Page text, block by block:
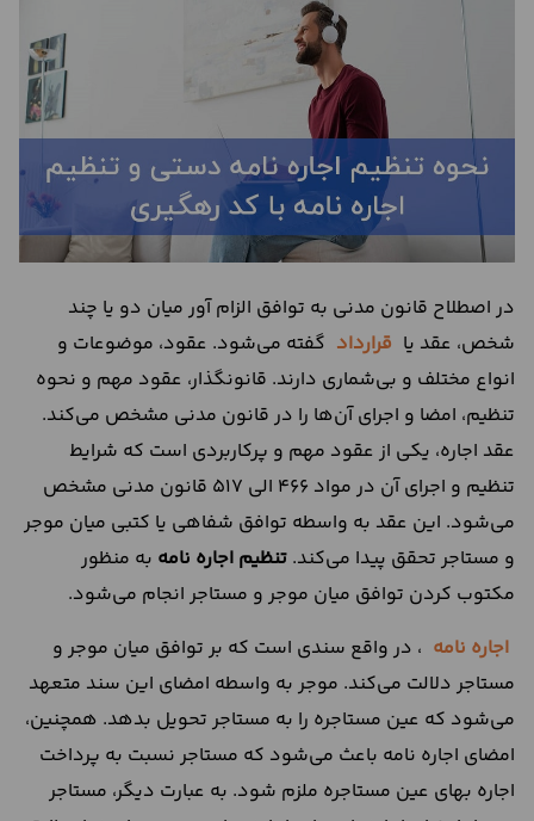
تماس
در اصطلاح قانون مدنی به توافق الزام آور میان دو یا چند
شخص، عقد یا قرارداد گفته می‌شود. عقود، موضوعات و
انواع مختلف و بی‌شماری دارند. قانونگذار، عقود مهم و نحوه
تنظیم، امضا و اجرای آن‌ها را در قانون مدنی مشخص می‌کند.
عقد اجاره، یکی از عقود مهم و پرکاربردی است که شرایط
تنظیم و اجرای آن‌ در مواد 466 الی 517 قانون مدنی مشخص
می‌شود. این عقد به واسطه توافق شفاهی یا کتبی میان موجر
و مستاجر تحقق پیدا می‌کند. تنظیم اجاره نامه به منظور
مکتوب کردن توافق میان موجر و مستاجر انجام می‌شود.
اجاره نامه ، در واقع سندی است که بر توافق میان موجر و
مستاجر دلالت می‌کند. موجر به واسطه امضای این سند متعهد
می‌شود که عین مستاجره را به مستاجر تحویل بدهد. همچنین،
امضای اجاره نامه باعث می‌شود که مستاجر نسبت به پرداخت
اجاره بهای عین مستاجره ملزم شود. به عبارت دیگر، مستاجر